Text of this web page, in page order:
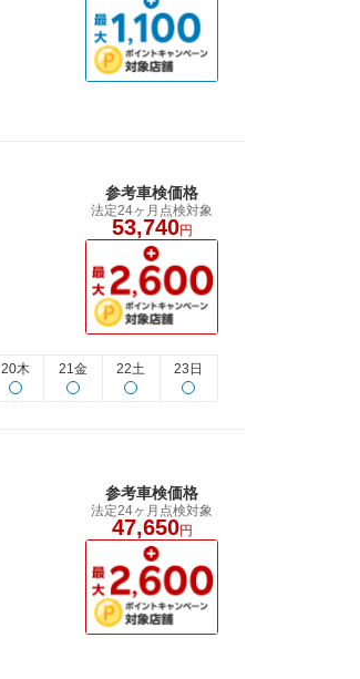
参考車検価格
法定24ヶ月点検対象
53,740円
20木 21金 22土 23日
参考車検価格
法定24ヶ月点検対象
47,650円